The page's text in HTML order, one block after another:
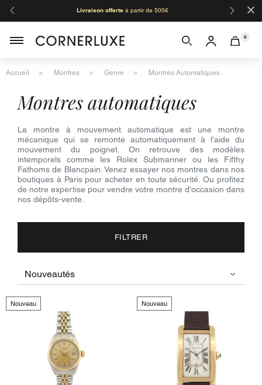
Livraison offerteà partir de 500€ ×
0
Accueil Montres Genre Montres Automatiques
montres automatiques
La montre à mouvement automatique est une montre
mécanique qui se remonte automatiquement à l'aide du
mouvement du poignet. On retrouve des modèles
intemporels comme les Rolex Submariner ou les Fifthy
Fathoms de Blancpain. Venez essayer nos montres dans nos
boutiques à Paris pour acheter en toute sécurité. Ou profitez
de notre expertise pour vendre votre montre d'occasion dans
nos dépôts-vente.
FILTRER
Nouveau Nouveau